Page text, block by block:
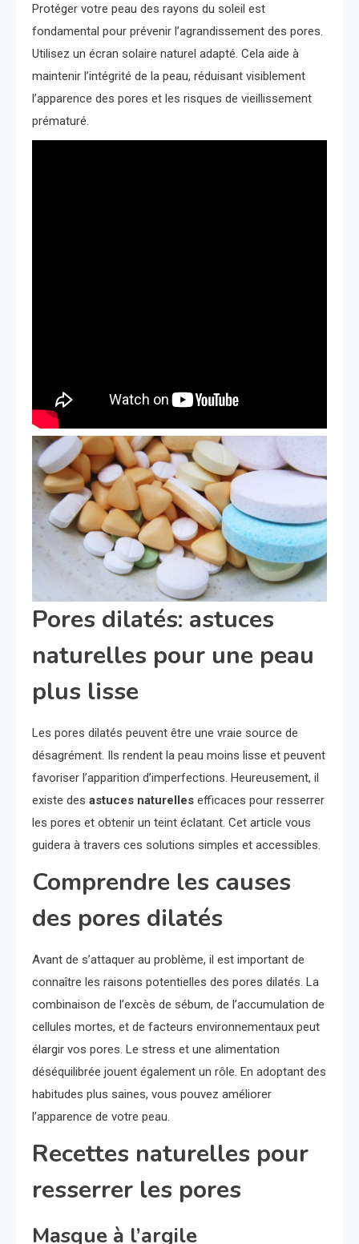
Protéger votre peau des rayons du soleil est
fondamental pour prévenir l’agrandissement des pores.
Utilisez un écran solaire naturel adapté. Cela aide à
maintenir l’intégrité de la peau, réduisant visiblement
l’apparence des pores et les risques de vieillissement
prématuré.
Pores dilatés: astuces
naturelles pour une peau
plus lisse
Les pores dilatés peuvent être une vraie source de
désagrément. Ils rendent la peau moins lisse et peuvent
favoriser l’apparition d’imperfections. Heureusement, il
existe des astuces naturelles efficaces pour resserrer
les pores et obtenir un teint éclatant. Cet article vous
guidera à travers ces solutions simples et accessibles.
Comprendre les causes
des pores dilatés
Avant de s’attaquer au problème, il est important de
connaître les raisons potentielles des pores dilatés. La
combinaison de l’excès de sébum, de l’accumulation de
cellules mortes, et de facteurs environnementaux peut
élargir vos pores. Le stress et une alimentation
déséquilibrée jouent également un rôle. En adoptant des
habitudes plus saines, vous pouvez améliorer
l’apparence de votre peau.
Recettes naturelles pour
resserrer les pores
Masque à l’argile